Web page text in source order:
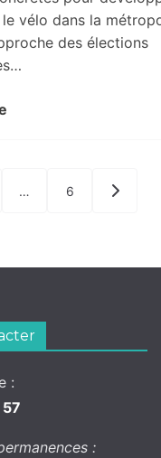
vélo dans la
des élections
… 6
:
: